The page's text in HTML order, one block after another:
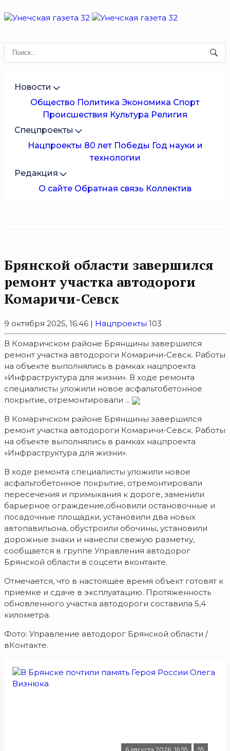
Новости
Общество Политика Экономика Спорт
Происшествия Культура Религия
Спецпроекты
Нацпроекты 80 лет Победы Год науки и
технологии
Редакция
О сайте Обратная связь Коллектив
Брянской области завершился
ремонт участка автодороги
Комаричи-Севск
9 октября 2025, 16:46 | Нацпроекты 103
В Комаричском районе Брянщины завершился
ремонт участка автодороги Комаричи-Севск. Работы
на объекте выполнялись в рамках нацпроекта
«Инфраструктура для жизни». В ходе ремонта
специалисты уложили новое асфальтобетонное
покрытие, отремонтировали ...
В Комаричском районе Брянщины завершился
ремонт участка автодороги Комаричи-Севск. Работы
на объекте выполнялись в рамках нацпроекта
«Инфраструктура для жизни».
В ходе ремонта специалисты уложили новое
асфальтобетонное покрытие, отремонтировали
пересечения и примыкания к дороге, заменили
барьерное ограждение,обновили остановочные и
посадочные площадки, установили два новых
автопавильона, обустроили обочины, установили
дорожные знаки и нанесли свежую разметку,
сообщается в группе Управления автодорог
Брянской области в соцсети вконтакте.
Отмечается, что в настоящее время объект готовят к
приемке и сдаче в эксплуатацию. Протяженность
обновленного участка автодороги составила 5,4
километра.
Фото: Управление автодорог Брянской области /
вКонтакте.
6 августа 2026, 16:55 55